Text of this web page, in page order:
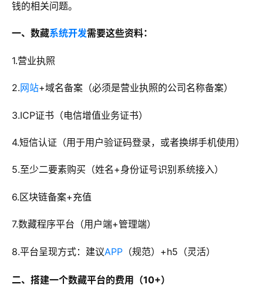
钱的相关问题。
一、数藏系统开发需要这些资料：
1.营业执照
2.网站+域名备案（必须是营业执照的公司名称备案）
3.ICP证书（电信增值业务证书）
4.短信认证（用于用户验证码登录，或者换绑手机使用）
5.至少二要素购买（姓名+身份证号识别系统接入）
6.区块链备案+充值
7.数藏程序平台（用户端+管理端）
8.平台呈现方式：建议APP （规范）+h5（灵活）
二、搭建一个数藏平台的费用（10+）